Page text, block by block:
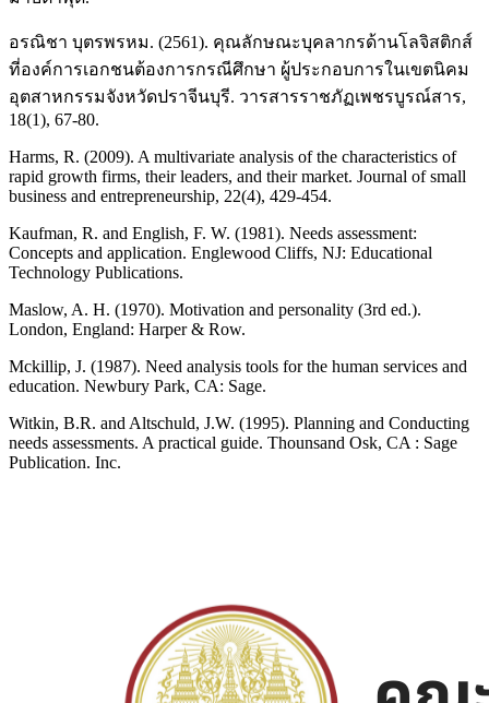
อรณิชา บุตรพรหม. (2561). คุณลักษณะบุคลากรด้านโลจิสติกส์
ที่องค์การเอกชนต้องการกรณีศึกษา ผู้ประกอบการในเขตนิคม
อุตสาหกรรมจังหวัดปราจีนบุรี. วารสารราชภัฏเพชรบูรณ์สาร,
18(1), 67-80.
Harms, R. (2009). A multivariate analysis of the characteristics of
rapid growth firms, their leaders, and their market. Journal of small
business and entrepreneurship, 22(4), 429-454.
Kaufman, R. and English, F. W. (1981). Needs assessment:
Concepts and application. Englewood Cliffs, NJ: Educational
Technology Publications.
Maslow, A. H. (1970). Motivation and personality (3rd ed.).
London, England: Harper & Row.
Mckillip, J. (1987). Need analysis tools for the human services and
education. Newbury Park, CA: Sage.
Witkin, B.R. and Altschuld, J.W. (1995). Planning and Conducting
needs assessments. A practical guide. Thounsand Osk, CA : Sage
Publication. Inc.